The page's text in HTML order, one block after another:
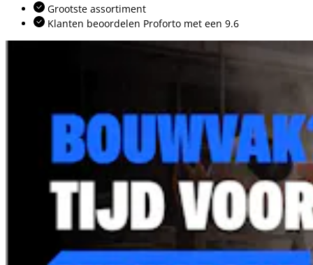
Grootste assortiment
Klanten beoordelen Proforto met een 9.6